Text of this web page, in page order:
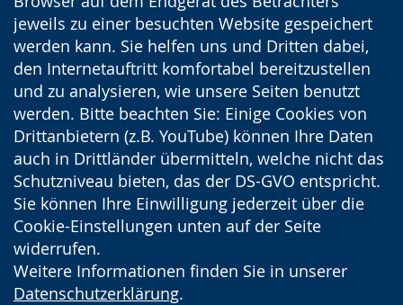
jeweils zu einer besuchten Website gespeichert
werden kann. Sie helfen uns und Dritten dabei,
den Internetauftritt komfortabel bereitzustellen
und zu analysieren, wie unsere Seiten benutzt
werden. Bitte beachten Sie: Einige Cookies von
Drittanbietern (z.B. YouTube) können Ihre Daten
auch in Drittländer übermitteln, welche nicht das
Schutzniveau bieten, das der DS-GVO entspricht.
Sie können Ihre Einwilligung jederzeit über die
Cookie-Einstellungen unten auf der Seite
widerrufen.
Weitere Informationen finden Sie in unserer
Datenschutzerklärung.